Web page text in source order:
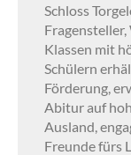
Schloss
Klassen mit
Schülern
Förderung,
Abitur auf
Ausland,
Freunde fürs